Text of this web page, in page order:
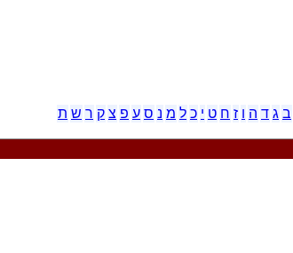
ב ג ד ה ו ז ח ט י כ ל מ נ ס ע פ צ ק ר ש ת